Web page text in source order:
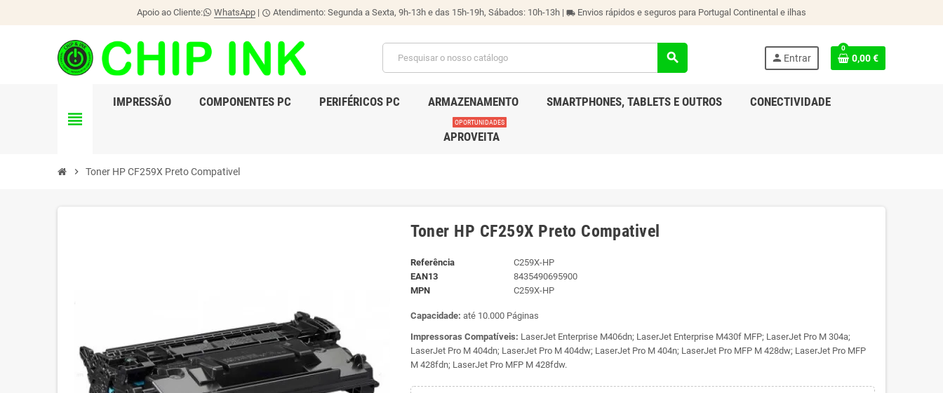
Apoio ao Cliente: WhatsApp | schedule Atendimento: Segunda a Sexta, 9h-13h e das 15h-19h, Sábados: 10h-13h | local_shipping Envios rápidos e seguros para Portugal Continental e ilhas
search person Entrar
0
0,00 €
view_headline
IMPRESSÃO COMPONENTES PC PERIFÉRICOS PC ARMAZENAMENTO SMARTPHONES, TABLETS E OUTROS CONECTIVIDADE
APROVEITA
OPORTUNIDADES
chevron_right Toner HP CF259X Preto Compativel
Toner HP CF259X Preto Compativel
Referência
C259X-HP
EAN13
8435490695900
MPN
C259X-HP
Capacidade: até 10.000 Páginas
Impressoras Compatíveis: LaserJet Enterprise M406dn; LaserJet Enterprise M430f MFP; LaserJet Pro M 304a;
LaserJet Pro M 404dn; LaserJet Pro M 404dw; LaserJet Pro M 404n; LaserJet Pro MFP M 428dw; LaserJet Pro MFP
M 428fdn; LaserJet Pro MFP M 428fdw.